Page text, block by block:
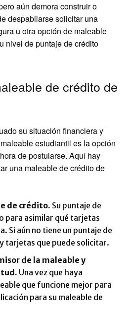
aún demora construir o
despabilarse solicitar una
u otra opción de maleable
nivel de puntaje de crédito
de crédito de
su situación financiera y
estudiantil es la opción
de postularse. Aquí hay
una maleable de crédito de
de crédito. Su puntaje de
para asimilar qué tarjetas
Si aún no tiene un puntaje de
tarjetas que puede solicitar.
de la maleable y
Una vez que haya
que funcione mejor para
para su maleable de